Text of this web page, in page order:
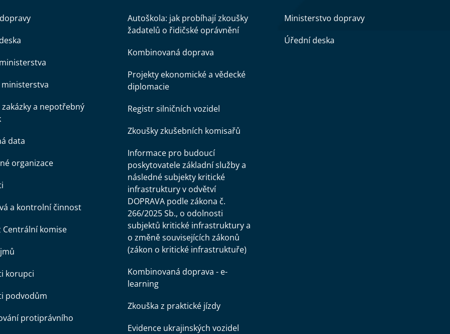
a nepotřebný
data
organizace
a kontrolní činnost
Centrální komise
korupci
podvodům
protiprávního
Autoškola: jak probíhají zkoušky
žadatelů o řidičské oprávnění
Kombinovaná doprava
Projekty ekonomické a vědecké
diplomacie
Registr silničních vozidel
Zkoušky zkušebních komisařů
Informace pro budoucí
poskytovatele základní služby a
následné subjekty kritické
infrastruktury v odvětví
DOPRAVA podle zákona č.
266/2025 Sb., o odolnosti
subjektů kritické infrastruktury a
o změně souvisejících zákonů
(zákon o kritické infrastruktuře)
Kombinovaná doprava - e-
learning
Zkouška z praktické jízdy
Evidence ukrajinských vozidel
Ministerstvo dopravy
Úřední deska